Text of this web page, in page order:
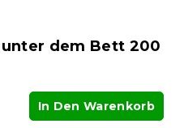
dem Bett 200
In Den Warenkorb